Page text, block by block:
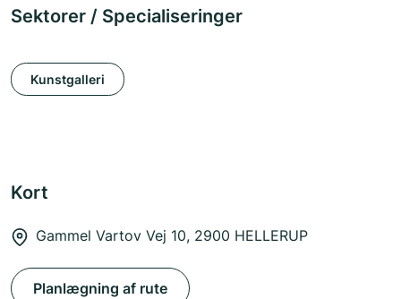
Sektorer / Specialiseringer
Kunstgalleri
Kort
Gammel Vartov Vej 10, 2900 HELLERUP
Planlægning af rute